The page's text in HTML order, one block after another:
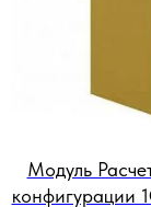
Модуль
конфигурации